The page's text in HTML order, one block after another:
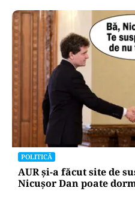
POLITICĂ
AUR și-a făcut site de
Nicușor Dan poate